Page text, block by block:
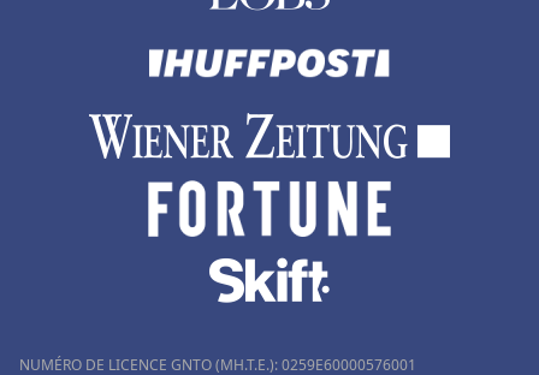
NUMÉRO DE LICENCE GNTO (MH.T.E.): 0259Ε60000576001